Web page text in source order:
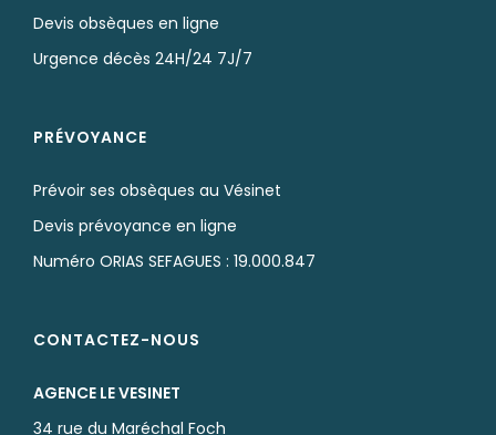
Devis obsèques en ligne
Urgence décès 24H/24 7J/7
PRÉVOYANCE
Prévoir ses obsèques au Vésinet
Devis prévoyance en ligne
Numéro ORIAS SEFAGUES : 19.000.847
CONTACTEZ-NOUS
AGENCE LE VESINET
34 rue du Maréchal Foch